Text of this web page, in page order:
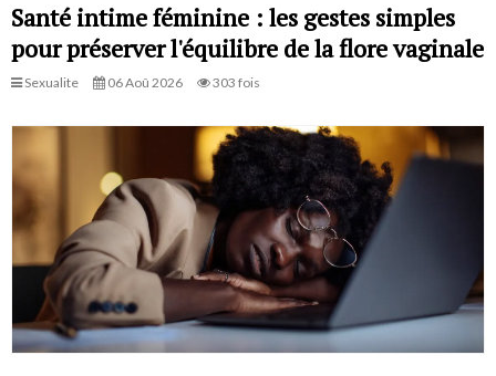
Santé intime féminine : les gestes simples
pour préserver l'équilibre de la flore vaginale
Sexualite 06 Aoû 2026 303 fois